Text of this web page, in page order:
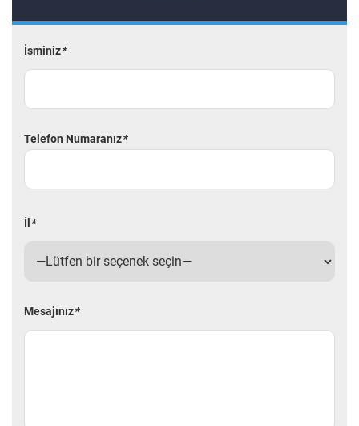
İsminiz*
Telefon Numaranız*
İl *
Mesajınız*